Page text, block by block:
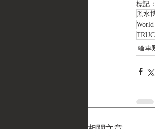
標記：
黑水
輪車